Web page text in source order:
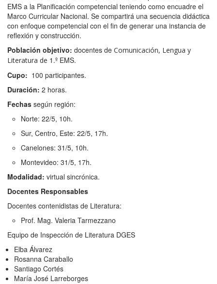
EMS a la Planificación competencial teniendo como encuadre el
Marco Curricular Nacional. Se compartirá una secuencia didáctica
con enfoque competencial con el fin de generar una instancia de
reflexión y construcción.
Población objetivo: docentes de Comunicación, Lengua y
Literatura de 1.º EMS.
Cupo: 100 participantes.
Duración: 2 horas.
Fechas según región:
Norte: 22/5, 10h.
Sur, Centro, Este: 22/5, 17h.
Canelones: 31/5, 10h.
Montevideo: 31/5, 17h.
Modalidad: virtual sincrónica.
Docentes Responsables
Docentes contenidistas de Literatura:
Prof. Mag. Valeria Tarmezzano
Equipo de Inspección de Literatura DGES
Elba Álvarez
Rosanna Caraballo
Santiago Cortés
María José Larreborges